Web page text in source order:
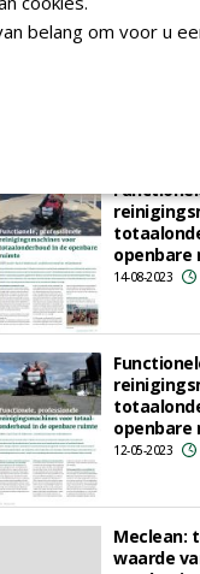
openbare
14-08-2023
openbare
12-05-2023
Meclean:
waarde
belang om voor u